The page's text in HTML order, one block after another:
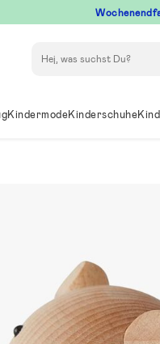
KindermodeKinderschuhe